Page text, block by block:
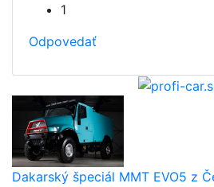
1
Odpovedať
Dakarský špeciál MMT EVO5 z